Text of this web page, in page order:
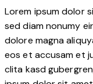
Lorem ipsum dolor
sed diam nonumy
dolore magna
eos et accusam et
clita kasd